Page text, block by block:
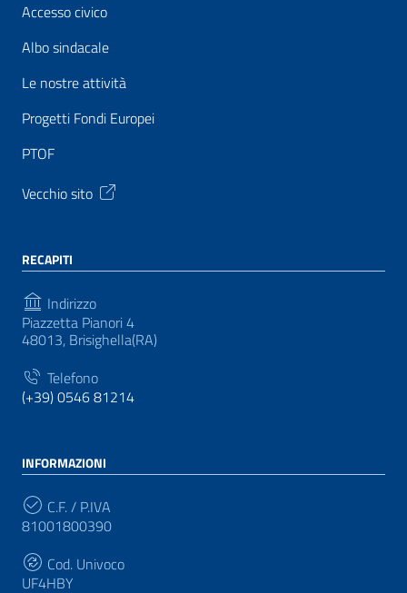
Accesso civico
Albo sindacale
Le nostre attività
Progetti Fondi Europei
PTOF
Vecchio sito
RECAPITI
Indirizzo
Piazzetta Pianori 4
48013, Brisighella(RA)
Telefono
(+39) 0546 81214
INFORMAZIONI
C.F. / P.IVA
81001800390
Cod. Univoco
UF4HBY